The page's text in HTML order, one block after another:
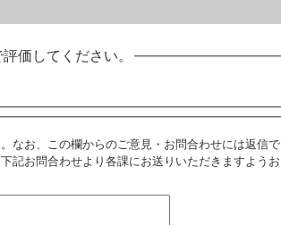
価してください。
なお、この欄からのご意見・お問合わせには返信で
記お問合わせより各課にお送りいただきますようお